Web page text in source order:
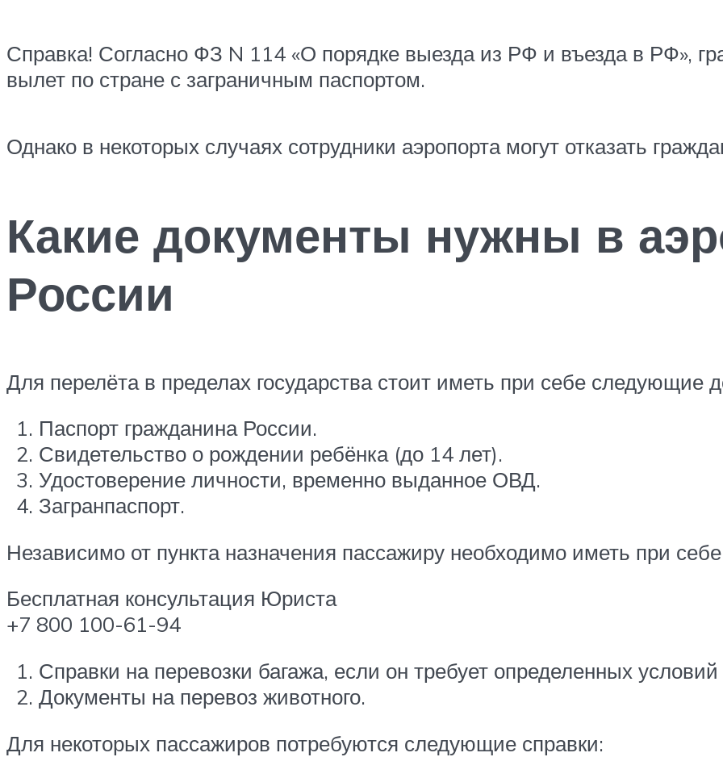
Справка! Согласно ФЗ N 114 «О порядке выезда из РФ и въезда в РФ»,
вылет по стране с заграничным паспортом.
Однако в некоторых случаях сотрудники аэропорта могут отказать
Какие документы нужны в
России
Для перелёта в пределах государства стоит иметь при себе следующие
Паспорт гражданина России.
Свидетельство о рождении ребёнка (до 14 лет).
Удостоверение личности, временно выданное ОВД.
Загранпаспорт.
Независимо от пункта назначения пассажиру необходимо иметь при
Бесплатная консультация Юриста
+7 800 100-61-94
Справки на перевозки багажа, если он требует определенных
Документы на перевоз животного.
Для некоторых пассажиров потребуются следующие справки: